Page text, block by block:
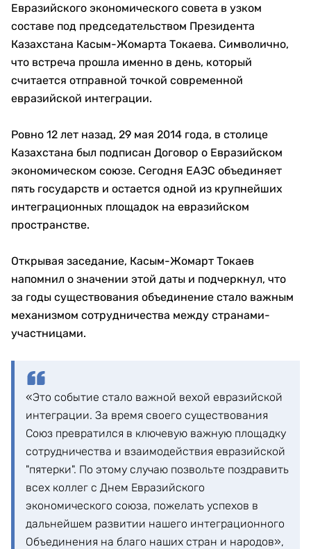
Евразийского экономического совета в узком
составе под председательством Президента
Казахстана Касым-Жомарта Токаева. Символично,
что встреча прошла именно в день, который
считается отправной точкой современной
евразийской интеграции.
Ровно 12 лет назад, 29 мая 2014 года, в столице
Казахстана был подписан Договор о Евразийском
экономическом союзе. Сегодня ЕАЭС объединяет
пять государств и остается одной из крупнейших
интеграционных площадок на евразийском
пространстве.
Открывая заседание, Касым-Жомарт Токаев
напомнил о значении этой даты и подчеркнул, что
за годы существования объединение стало важным
механизмом сотрудничества между странами-
участницами.
«Это событие стало важной вехой евразийской
интеграции. За время своего существования
Союз превратился в ключевую важную площадку
сотрудничества и взаимодействия евразийской
"пятерки". По этому случаю позвольте поздравить
всех коллег с Днем Евразийского
экономического союза, пожелать успехов в
дальнейшем развитии нашего интеграционного
Объединения на благо наших стран и народов»,